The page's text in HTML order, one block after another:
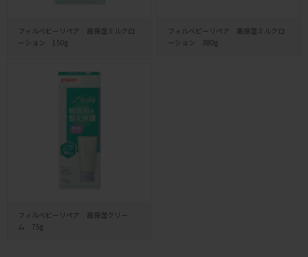
フィルベビーリペア 高保湿ミルクロ
ーション 150g
フィルベビーリペア 高保湿ミルクロ
ーション 380g
フィルベビーリペア 高保湿クリー
ム 75g